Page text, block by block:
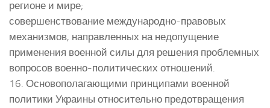
регионе и мире;
совершенствование международно-правовых
механизмов, направленных на недопущение
применения военной силы для решения проблемных
вопросов военно-политических отношений.
16. Основополагающими принципами военной
политики Украины относительно предотвращения